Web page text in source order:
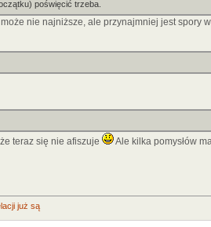
poświęcić trzeba.
nie najniższe, ale przynajmniej jest spory
teraz się nie afiszuje Ale kilka pomysłów
już są